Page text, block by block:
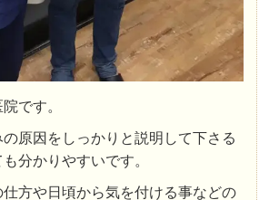
です。
原因をしっかりと説明して下さる
分かりやすいです。
仕方や日頃から気を付ける事などの